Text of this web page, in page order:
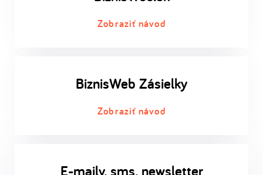
Zobraziť návod
BiznisWeb Zásielky
Zobraziť návod
E-maily, sms, newsletter